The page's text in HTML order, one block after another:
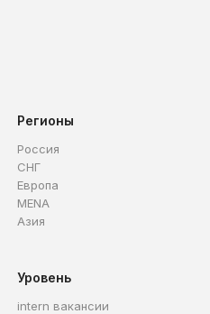
Регионы
Россия
СНГ
Европа
MENA
Азия
Уровень
intern вакансии